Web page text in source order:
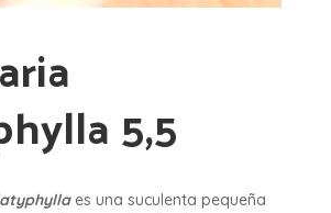
5,5
es una suculenta pequeña